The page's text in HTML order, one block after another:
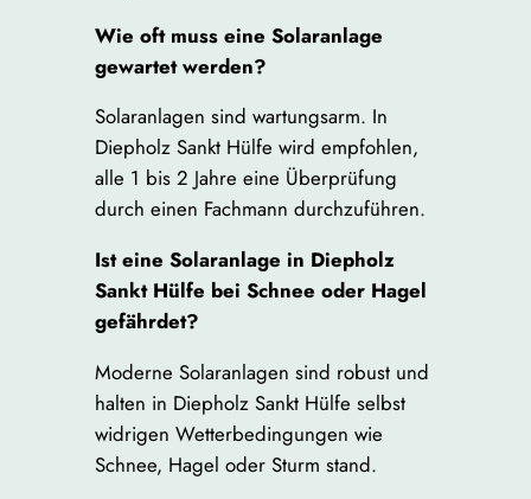
Wie oft muss eine Solaranlage
gewartet werden?
Solaranlagen sind wartungsarm. In
Diepholz Sankt Hülfe wird empfohlen,
alle 1 bis 2 Jahre eine Überprüfung
durch einen Fachmann durchzuführen.
Ist eine Solaranlage in Diepholz
Sankt Hülfe bei Schnee oder Hagel
gefährdet?
Moderne Solaranlagen sind robust und
halten in Diepholz Sankt Hülfe selbst
widrigen Wetterbedingungen wie
Schnee, Hagel oder Sturm stand.